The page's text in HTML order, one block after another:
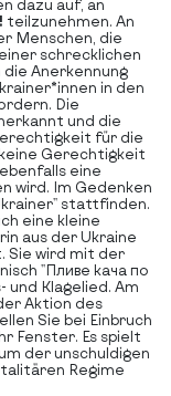
dazu auf, an
teilzunehmen. An
Menschen, die
schrecklichen
Anerkennung
in den
Die
und die
für die
Gerechtigkeit
eine
wird. Im Gedenken
stattfinden.
eine kleine
aus der Ukraine
Sie wird mit der
"Пливе кача по
und Klagelied. Am
Aktion des
Sie bei Einbruch
Fenster. Es spielt
der unschuldigen
Regime